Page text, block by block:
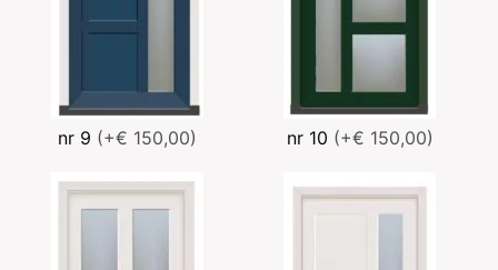
nr 9 (+€ 150,00) nr 10 (+€ 150,00)